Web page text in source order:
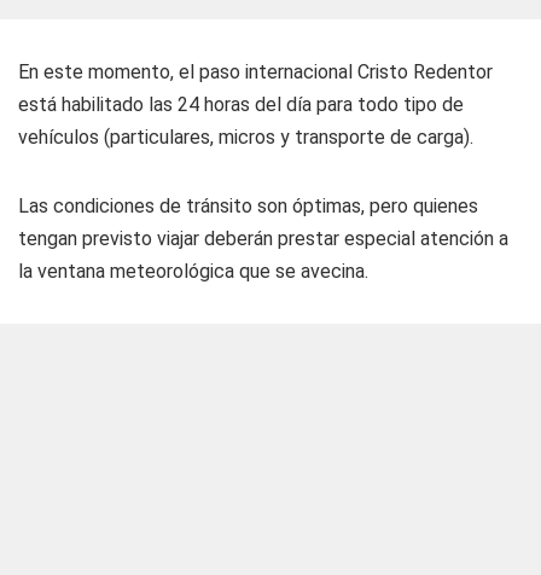
En este momento, el paso internacional Cristo Redentor
está habilitado las 24 horas del día para todo tipo de
vehículos (particulares, micros y transporte de carga).
Las condiciones de tránsito son óptimas, pero quienes
tengan previsto viajar deberán prestar especial atención a
la ventana meteorológica que se avecina.